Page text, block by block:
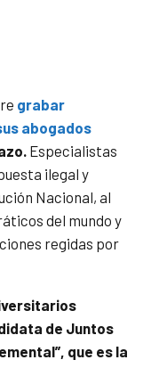
grabar
abogados
Especialistas
ilegal y
Nacional, al
del mundo y
regidas por
de Juntos
que es la